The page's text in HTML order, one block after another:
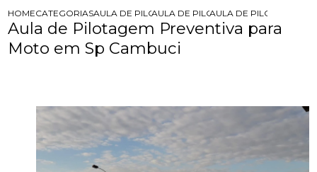
HOMECATEGORIASAULA DE PILOTAGEMAULA DE PILOTAGEM DE MOTO
AULA DE PILOTAGEM
Aula de Pilotagem Preventiva para
Moto em Sp Cambuci